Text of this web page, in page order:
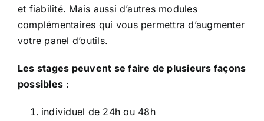
et fiabilité. Mais aussi d’autres modules
complémentaires qui vous permettra d’augmenter
votre panel d’outils.
Les stages peuvent se faire de plusieurs façons
possibles :
individuel de 24h ou 48h